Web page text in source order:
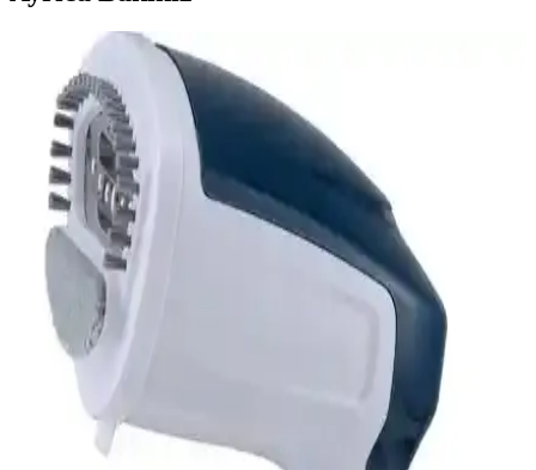
Schafer Glatt Buharlı Ütü İncelemesi: Güçlü
Performans ve Kullanım Özellikleri
Schafer Glatt Buharlı Ütü, 2200 watt gücü, seramik tabanı ve
gelişmiş özellikleriyle etkili ve güvenilir ütüleme sağlar, farklı
kumaşlara uygun ayarlarla kullanımı kolaylaştırır.
Buharlı Ütü Karşılaştırması: Philips 8000 ve Tefal
Ultimate Power Özellikleri ve Farkları
Philips 8000 ve Tefal Ultimate Power buharlı ütüler, yüksek buhar
gücü ve kullanım kolaylığıyla öne çıkar. Ev ve profesyonel kullanım
ihtiyaçlarına göre farklı avantajlar sunar.
Fakir Mercure ve Spring Buharlı Ütü
Karşılaştırması Ürün Özellikleri ve Performans